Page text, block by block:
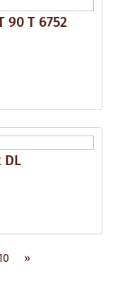
90 T 6752
DL
»